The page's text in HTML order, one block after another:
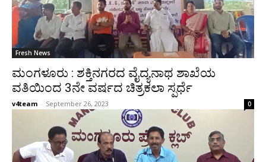
Fresh News
ಮಂಗಳೂರು : ಶಕ್ತಿನಗರದ ವೈದ್ಯನಾಥ ಶಾಖೆಯ
ವತಿಯಿಂದ 3ನೇ ವರ್ಷದ ಚಿತ್ರಕಲಾ ಸ್ಪರ್ಧೆ
v4team - September 26, 2023 0